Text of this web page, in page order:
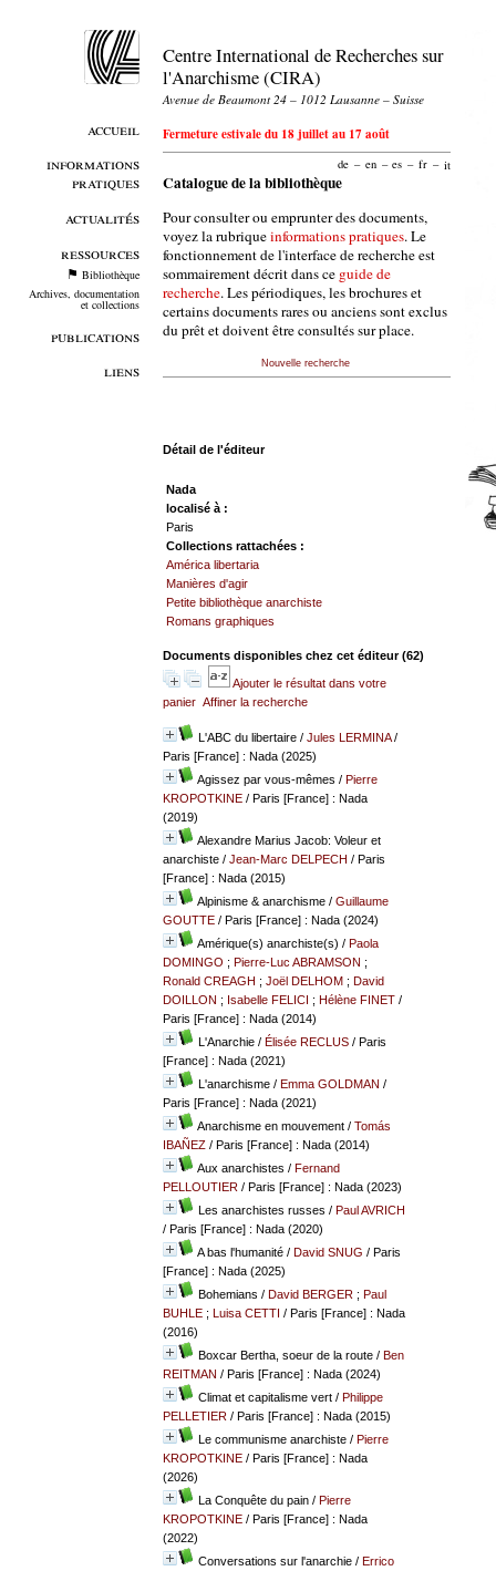
accueil
informations
pratiques
actualités
ressources
Bibliothèque
Archives, documentation
et collections
publications
liens
Centre International de Recherches sur
l'Anarchisme (CIRA)
Avenue de Beaumont 24 – 1012 Lausanne – Suisse
Fermeture estivale du 18 juillet au 17 août
de – en – es – fr – it
Catalogue de la bibliothèque
Pour consulter ou emprunter des documents,
voyez la rubriqueinformations pratiques. Le
fonctionnement de l'interface de recherche est
sommairement décrit dans ce guide de
recherche. Les périodiques, les brochures et
certains documents rares ou anciens sont exclus
du prêt et doivent être consultés sur place.
Nouvelle recherche
Détail de l'éditeur
Nada
localisé à :
Paris
Collections rattachées :
América libertaria
Manières d'agir
Petite bibliothèque anarchiste
Romans graphiques
Documents disponibles chez cet éditeur (62)
Ajouter le résultat dans votre
panier Affiner la recherche
L'ABC du libertaire/ Jules LERMINA/
Paris [France] : Nada (2025)
Agissez par vous-mêmes / Pierre
KROPOTKINE/ Paris [France] : Nada
(2019)
Alexandre Marius Jacob: Voleur et
anarchiste/ Jean-Marc DELPECH / Paris
[France] : Nada (2015)
Alpinisme & anarchisme/ Guillaume
GOUTTE/ Paris [France] : Nada (2024)
Amérique(s) anarchiste(s) / Paola
DOMINGO ; Pierre-Luc ABRAMSON ;
Ronald CREAGH ; Joël DELHOM; David
DOILLON ; Isabelle FELICI ; Hélène FINET/
Paris [France] : Nada (2014)
L'Anarchie/ Élisée RECLUS/ Paris
[France] : Nada (2021)
L'anarchisme/ Emma GOLDMAN /
Paris [France] : Nada (2021)
Anarchisme en mouvement/ Tomás
IBAÑEZ/ Paris [France] : Nada (2014)
Aux anarchistes / Fernand
PELLOUTIER/ Paris [France] : Nada (2023)
Les anarchistes russes / Paul AVRICH
/ Paris [France] : Nada (2020)
A bas l'humanité/ David SNUG / Paris
[France] : Nada (2025)
Bohemians / David BERGER; Paul
BUHLE; Luisa CETTI / Paris [France] : Nada
(2016)
Boxcar Bertha, soeur de la route/ Ben
REITMAN / Paris [France] : Nada (2024)
Climat et capitalisme vert/ Philippe
PELLETIER/ Paris [France] : Nada (2015)
Le communisme anarchiste/ Pierre
KROPOTKINE/ Paris [France] : Nada
(2026)
La Conquête du pain/ Pierre
KROPOTKINE/ Paris [France] : Nada
(2022)
Conversations sur l'anarchie/ Errico